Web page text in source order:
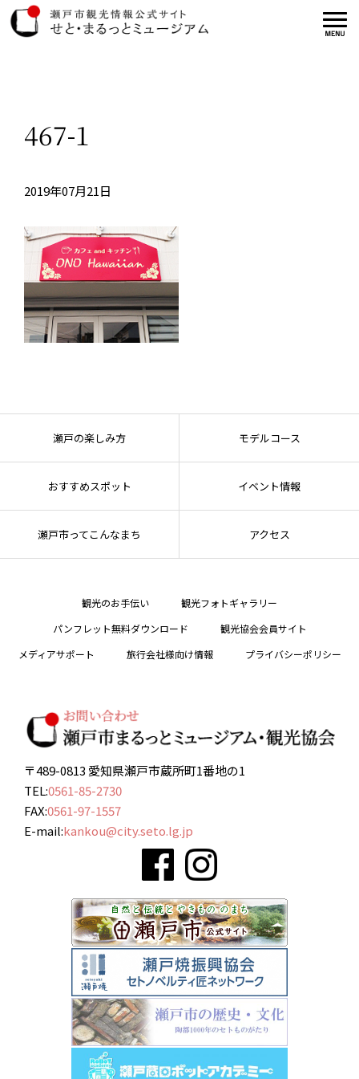
467-1
2019年07月21日
瀬戸の楽しみ方 モデルコース
おすすめスポット イベント情報
瀬戸市ってこんなまち アクセス
観光のお手伝い
観光フォトギャラリー
パンフレット無料ダウンロード
観光協会会員サイト
メディアサポート
旅行会社様向け情報 プライバシーポリシー
〒489-0813 愛知県瀬戸市蔵所町1番地の1
TEL:0561-85-2730
FAX:0561-97-1557
E-mail:kankou@city.seto.lg.jp